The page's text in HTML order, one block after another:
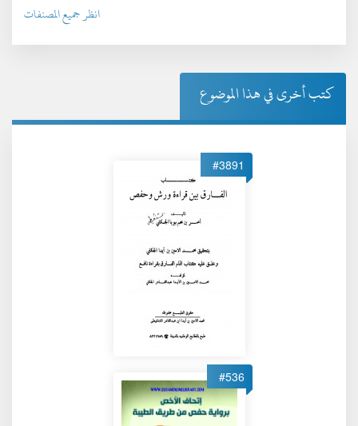
انظر جميع المصنفات
كتب أخرى في هذا الموضوع
#3891
#536